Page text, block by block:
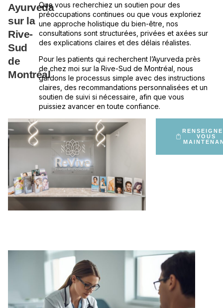
Ayurveda
sur la
Rive-
Sud
de
Montréal
Que vous recherchiez un soutien pour des
préoccupations continues ou que vous exploriez
une approche holistique du bien-être, nos
consultations sont structurées, privées et axées sur
des explications claires et des délais réalistes.
Pour les patients qui recherchent l’Ayurveda près
de chez moi sur la Rive-Sud de Montréal, nous
gardons le processus simple avec des instructions
claires, des recommandations personnalisées et un
soutien de suivi si nécessaire, afin que vous
puissiez avancer en toute confiance.
VOUS